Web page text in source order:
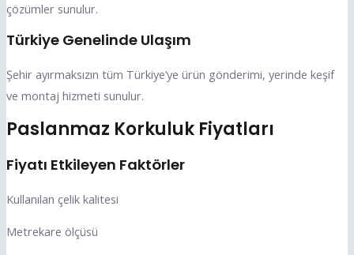
çözümler sunulur.
Türkiye Genelinde Ulaşım
Şehir ayırmaksızın tüm Türkiye’ye ürün gönderimi, yerinde keşif
ve montaj hizmeti sunulur.
Paslanmaz Korkuluk Fiyatları
Fiyatı Etkileyen Faktörler
Kullanılan çelik kalitesi
Metrekare ölçüsü